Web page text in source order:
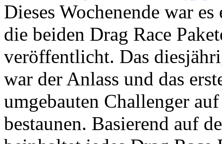
Dieses Wochenende war
die beiden Drag Race
veröffentlicht. Das
war der Anlass und das
umgebauten Challenger
bestaunen. Basierend auf